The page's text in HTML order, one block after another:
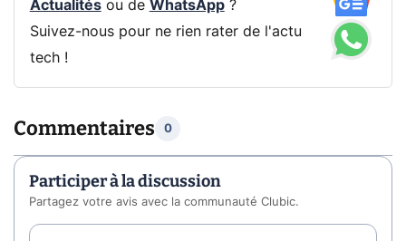
Actualitésou de WhatsApp?
Suivez-nous pour ne rien rater de l'actu
tech !
Commentaires 0
Participer à la discussion
Partagez votre avis avec la communauté Clubic.